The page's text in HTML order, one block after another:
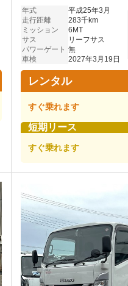
OK】
年式
平成25年3月
走行距離
283千km
ミッション
6MT
サス
リーフサス
パワーゲート 無
車検
2027年3月19日
レンタル
すぐ乗れます
短期リース
すぐ乗れます